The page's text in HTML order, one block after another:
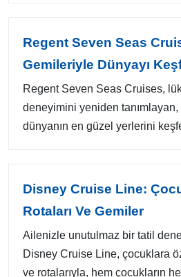
Regent Seven Seas
Gemileriyle Dünyayı
Regent Seven Seas Cruises,
deneyimini yeniden
dünyanın en güzel yerlerini
Disney Cruise Line:
Rotaları Ve Gemiler
Ailenizle unutulmaz bir tatil
Disney Cruise Line, çocuklara
ve rotalarıyla, hem çocukların